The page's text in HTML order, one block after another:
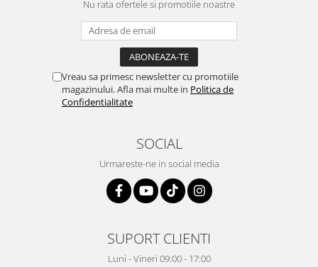
Accesorii animale de companie
Castroane si adapatori animale
Mobila si transport animale de
Zgarzi, lese si hamuri
PC, Periferice & Software
Desktop PC & Monitoare
Imprimante, Scanere &
Nu rata ofertele si promotiile noastre
Vreau sa primesc newsletter cu promotiile
magazinului. Afla mai multe in Politica de
Confidentialitate
SOCIAL
Urmareste-ne in social media
SUPORT CLIENTI
Luni - Vineri 09:00 - 17:00